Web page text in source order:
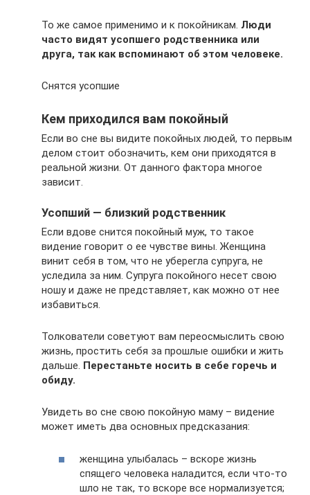
То же самое применимо и к покойникам. Люди
часто видят усопшего родственника или
друга, так как вспоминают об этом человеке.
Снятся усопшие
Кем приходился вам покойный
Если во сне вы видите покойных людей, то первым
делом стоит обозначить, кем они приходятся в
реальной жизни. От данного фактора многое
зависит.
Усопший — близкий родственник
Если вдове снится покойный муж, то такое
видение говорит о ее чувстве вины. Женщина
винит себя в том, что не уберегла супруга, не
уследила за ним. Супруга покойного несет свою
ношу и даже не представляет, как можно от нее
избавиться.
Толкователи советуют вам переосмыслить свою
жизнь, простить себя за прошлые ошибки и жить
дальше. Перестаньте носить в себе горечь и
обиду.
Увидеть во сне свою покойную маму – видение
может иметь два основных предсказания:
женщина улыбалась – вскоре жизнь
спящего человека наладится, если что-то
шло не так, то вскоре все нормализуется;